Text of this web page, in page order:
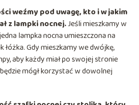
weźmy pod uwagę, kto i w jakim
z lampki nocnej.Jeśli mieszkamy w
lampka nocna umieszczona na
Gdy mieszkamy we dwójkę,
aby każdy miał po swojej stronie
mógł korzystać w dowolnej